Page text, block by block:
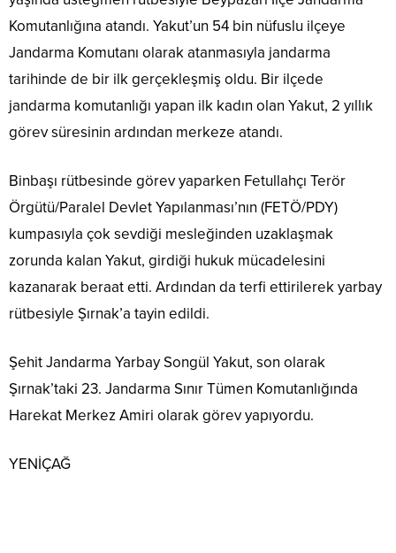
Komutanlığına atandı. Yakut’un 54 bin nüfuslu ilçeye
Jandarma Komutanı olarak atanmasıyla jandarma
tarihinde de bir ilk gerçekleşmiş oldu. Bir ilçede
jandarma komutanlığı yapan ilk kadın olan Yakut, 2 yıllık
görev süresinin ardından merkeze atandı.
Binbaşı rütbesinde görev yaparken Fetullahçı Terör
Örgütü/Paralel Devlet Yapılanması’nın (FETÖ/PDY)
kumpasıyla çok sevdiği mesleğinden uzaklaşmak
zorunda kalan Yakut, girdiği hukuk mücadelesini
kazanarak beraat etti. Ardından da terfi ettirilerek yarbay
rütbesiyle Şırnak’a tayin edildi.
Şehit Jandarma Yarbay Songül Yakut, son olarak
Şırnak’taki 23. Jandarma Sınır Tümen Komutanlığında
Harekat Merkez Amiri olarak görev yapıyordu.
YENİÇAĞ